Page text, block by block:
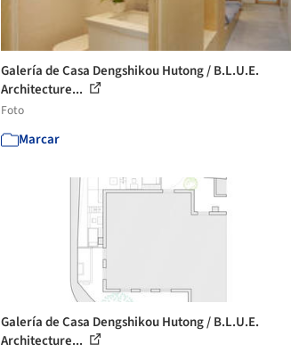
Galería de Casa Dengshikou Hutong / B.L.U.E.
Architecture...
Foto
Marcar
Galería de Casa Dengshikou Hutong / B.L.U.E.
Architecture...